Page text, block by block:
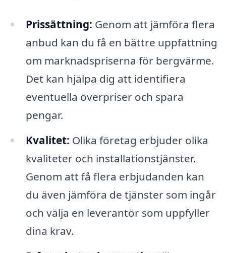
Prissättning: Genom att jämföra flera
anbud kan du få en bättre uppfattning
om marknadspriserna för bergvärme.
Det kan hjälpa dig att identifiera
eventuella överpriser och spara
pengar.
Kvalitet: Olika företag erbjuder olika
kvaliteter och installationstjänster.
Genom att få flera erbjudanden kan
du även jämföra de tjänster som ingår
och välja en leverantör som uppfyller
dina krav.